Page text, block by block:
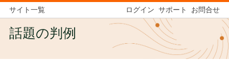
サイト一覧 ログイン サポート お問合せ
話題の判例